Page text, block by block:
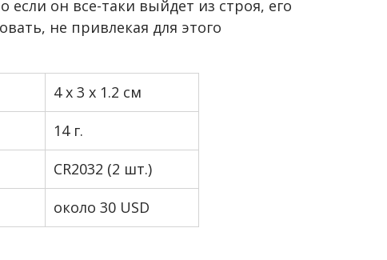
если он все-таки выйдет из строя, его
не привлекая для этого
4 х 3 х 1.2 см
14 г.
CR2032 (2 шт.)
около 30 USD